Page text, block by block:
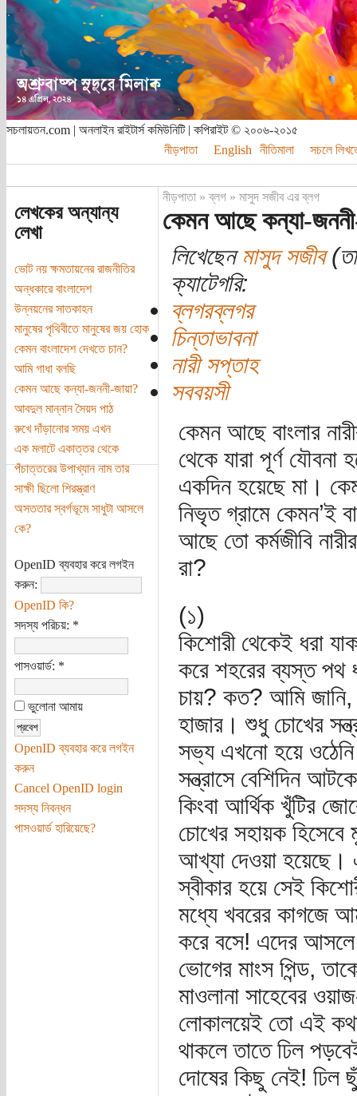
সচলায়তন.com | অনলাইন রাইটার্স কমিউনিটি | কপিরাইট © ২০০৬-২০১৫
নীড়পাতা
English নীতিমালা সচলে
লেখকের অন্যান্য
লেখা
ভোট নয় ক্ষমতায়নের রাজনীতির
অন্ধকারে বাংলাদেশ
উন্নয়নের সাতকাহন
মানুষের পৃথিবীতে মানুষের জয় হোক
কেমন বাংলাদেশ দেখতে চান?
আমি গাধা বলছি
কেমন আছে কন্যা-জননী-জায়া?
আবদুল মান্নান সৈয়দ পাঠ
রুখে দাঁড়ানোর সময় এখন
এক মলাটে একাত্তর থেকে
পঁচাত্তরের উপাখ্যান নাম তার
সাক্ষী ছিলো শিরস্ত্রাণ
অসততার স্বর্গভূমে সাধুটা আসলে
কে?
OpenID ব্যবহার করে লগইন
করুন:
OpenID কি?
সদস্য পরিচয়: *
পাসওয়ার্ড: *
ভুলোনা আমায়
OpenID ব্যবহার করে লগইন
করুন
Cancel OpenID login
সদস্য নিবন্ধন
পাসওয়ার্ড হারিয়েছে?
নীড়পাতা»ব্লগ» মাসুদ সজীব এর ব্লগ
কেমন আছে কন্যা-
লিখেছেনমাসুদ সজীব
ক্যাটেগরি:
ব্লগরব্লগর
চিন্তাভাবনা
নারী সপ্তাহ
সববয়সী
কেমন আছে বাংলার
থেকে যারা পূর্ণ যৌবনা
একদিন হয়েছে মা।
নিভৃত গ্রামে কেমন’ই
আছে তো কর্মজীবি
রা?
(১)
কিশোরী থেকেই ধরা
করে শহরের ব্যস্ত পথ
চায়? কত? আমি
হাজার। শুধু চোখের
সভ্য এখনো হয়ে ওঠেনি
সন্ত্রাসে বেশিদিন
কিংবা আর্থিক খুঁটির
চোখের সহায়ক
আখ্যা দেওয়া হয়েছে।
স্বীকার হয়ে সেই
মধ্যে খবরের কাগজে
করে বসে! এদের আসলে
ভোগের মাংস পিন্ড,
মাওলানা সাহেবের
লোকালয়েই তো এই
থাকলে তাতে ঢিল
দোষের কিছু নেই! ঢিল